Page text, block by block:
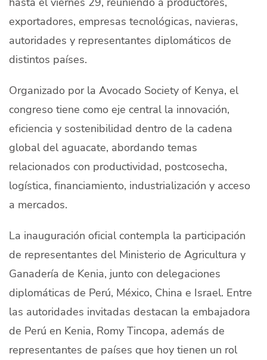
exportadores, empresas tecnológicas, navieras,
autoridades y representantes diplomáticos de
distintos países.
Organizado por la Avocado Society of Kenya, el
congreso tiene como eje central la innovación,
eficiencia y sostenibilidad dentro de la cadena
global del aguacate, abordando temas
relacionados con productividad, postcosecha,
logística, financiamiento, industrialización y acceso
a mercados.
La inauguración oficial contempla la participación
de representantes del Ministerio de Agricultura y
Ganadería de Kenia, junto con delegaciones
diplomáticas de Perú, México, China e Israel. Entre
las autoridades invitadas destacan la embajadora
de Perú en Kenia, Romy Tincopa, además de
representantes de países que hoy tienen un rol